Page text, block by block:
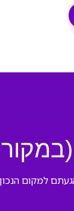
למקום הנכון!